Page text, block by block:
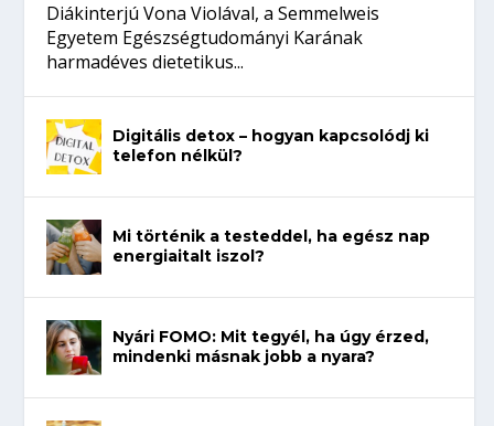
Diákinterjú Vona Violával, a Semmelweis
Egyetem Egészségtudományi Karának
harmadéves dietetikus...
Digitális detox – hogyan kapcsolódj ki
telefon nélkül?
Mi történik a testeddel, ha egész nap
energiaitalt iszol?
Nyári FOMO: Mit tegyél, ha úgy érzed,
mindenki másnak jobb a nyara?